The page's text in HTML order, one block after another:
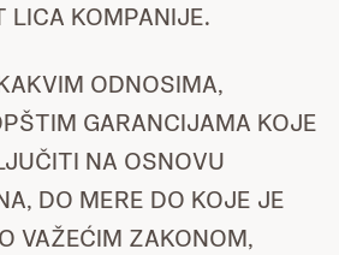
LICA KOMPANIJE.
ODNOSIMA,
GARANCIJAMA KOJE
NA OSNOVU
DO MERE DO KOJE JE
VAŽEĆIM ZAKONOM,